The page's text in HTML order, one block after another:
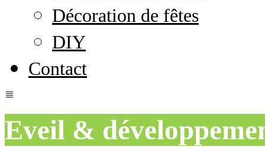
Décoration de fêtes
DIY
Contact
Eveil &